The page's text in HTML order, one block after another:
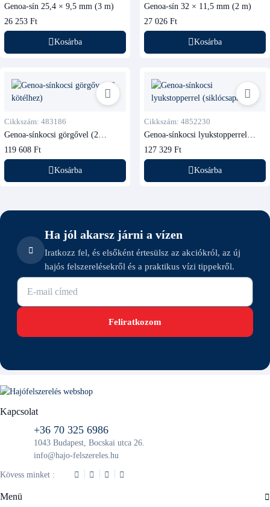
Genoa-sín 25,4 × 9,5 mm (3 m)
26 253 Ft
Kosárba
Genoa-sín 32 × 11,5 mm (2 m)
27 026 Ft
Kosárba
Cikkszám: 483186
Genoa-sínkocsi görgővel (2
119 608 Ft
Kosárba
Cikkszám: 4852230
Genoa-sínkocsi lyukstopperrel
127 329 Ft
Kosárba
Ha jól akarsz járni a vízen
Iratkozz fel, és elsőként értesülsz az akciókról, az új
hajós felszerelésekről és a praktikus vízi tippekről.
E-mail cím
Feliratkozom
Kapcsolat
+36 70 325 6986
1043 Budapest, Bocskai utca 26.
info@hajo-felszereles.hu
Kövess minket :
Menü